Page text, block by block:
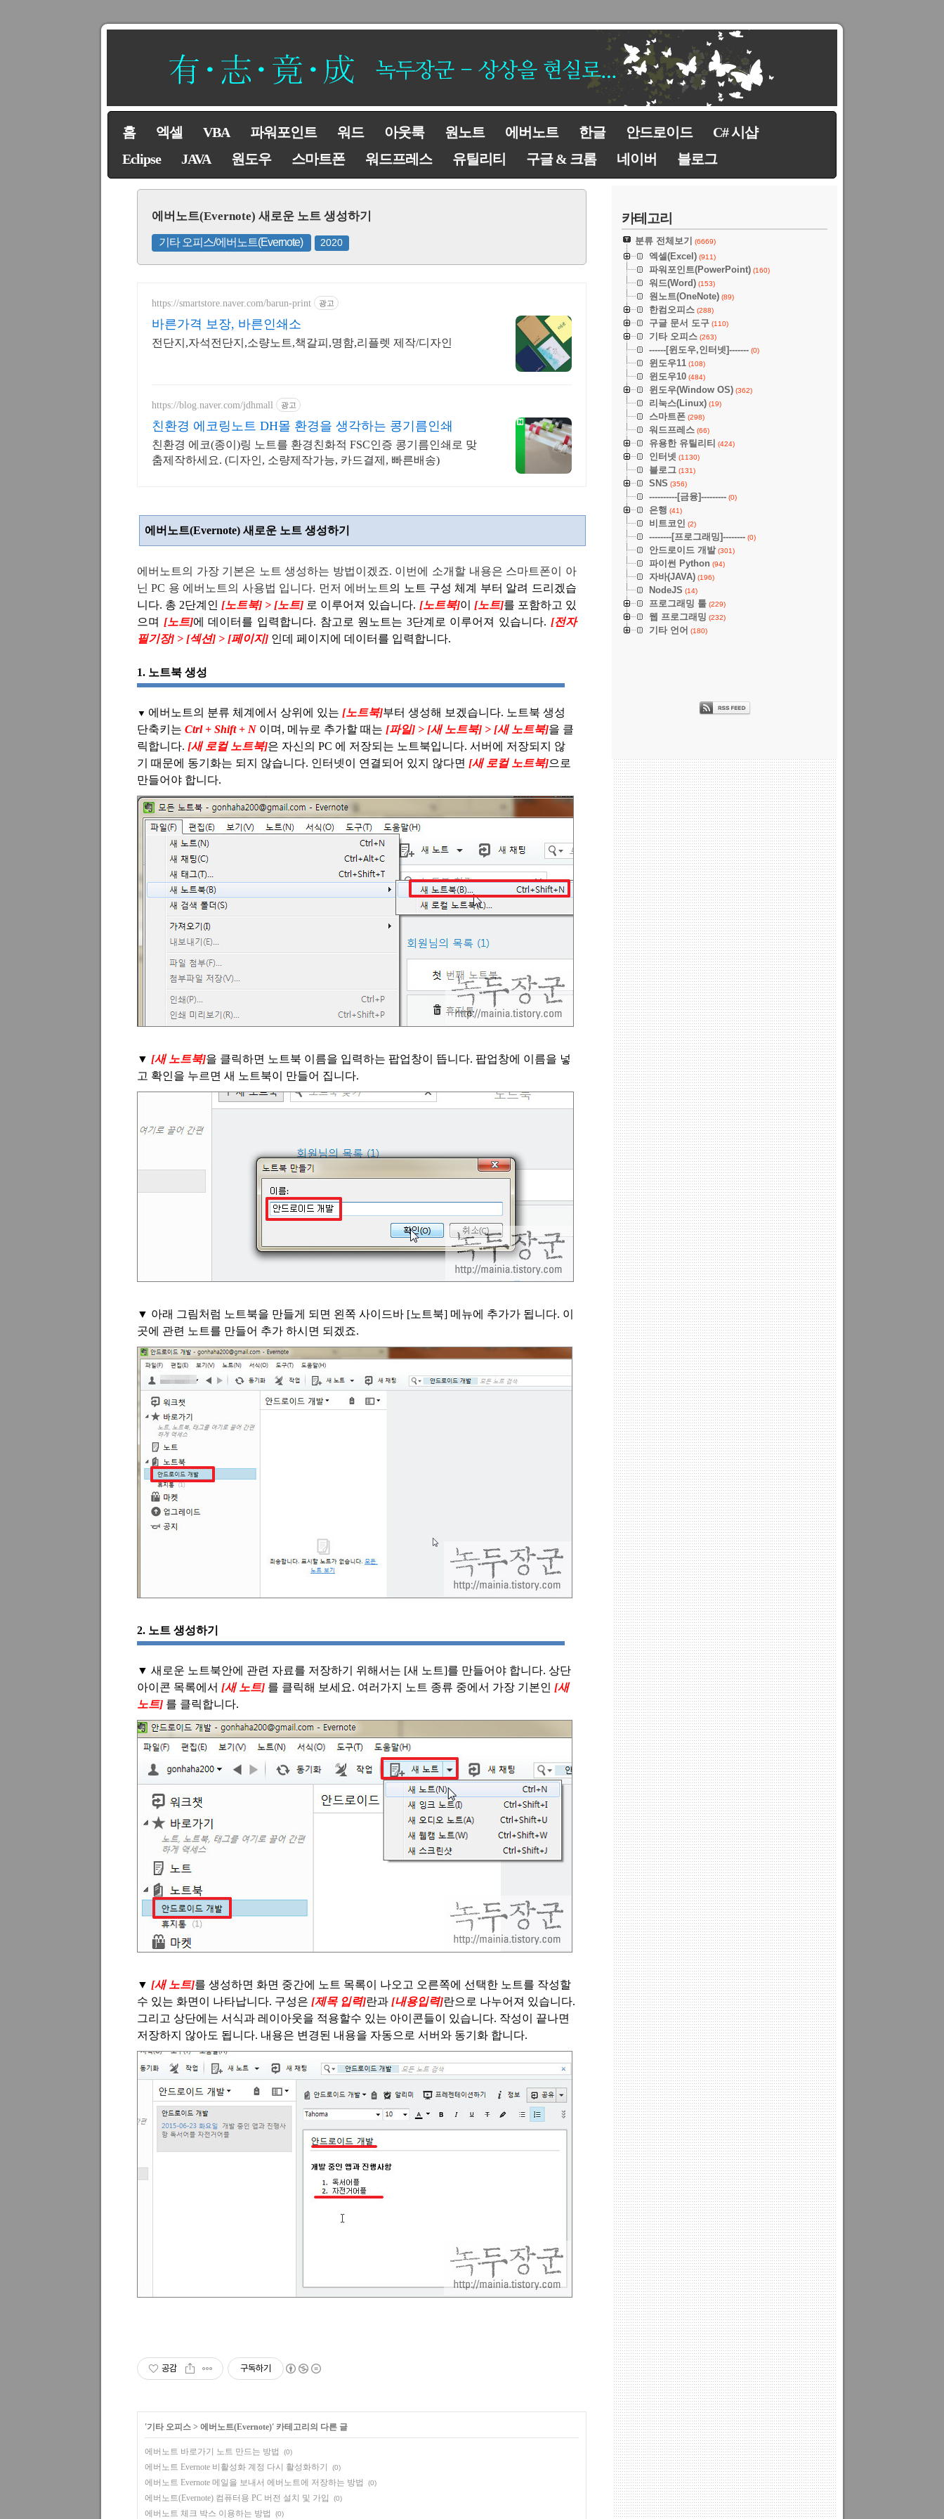
홈 엑셀 VBA 파워포인트 워드 아웃룩 원노트 에버노트 한글 안드로이드
C# 시샵
Eclipse
JAVA 원도우 스마트폰 워드프레스 유틸리티 구글 & 크롬 네이버 블로그
에버노트(Evernote) 새로운 노트 생성하기
기타 오피스/에버노트(Evernote) 2020
https://smartstore.naver.com/barun-print 광고
바른가격 보장, 바른인쇄소
전단지,자석전단지,소량노트,책갈피,명함,리플렛 제작/디자인
https://blog.naver.com/jdhmall 광고
친환경 에코링노트 DH몰 환경을 생각하는 콩기름인쇄
친환경 에코(종이)링 노트를 환경친화적 FSC인증 콩기름인쇄로 맞
춤제작하세요. (디자인, 소량제작가능, 카드결제, 빠른배송)
에버노트(Evernote) 새로운 노트 생성하기
에버노트의 가장 기본은 노트 생성하는 방법이겠죠. 이번에 소개할 내용은 스마트폰이 아
닌PC 용 에버노트의 사용법 입니다. 먼저 에버노트의 노트 구성 체계 부터 알려 드리겠습
니다. 총 2단계인 [노트북] > [노트] 로 이루어져 있습니다. [노트북]이 [노트]를 포함하고 있
으며 [노트]에 데이터를 입력합니다. 참고로 원노트는 3단계로 이루어져 있습니다. [전자
필기장] > [섹션] > [페이지] 인데 페이지에 데이터를 입력합니다.
1. 노트북 생성
▼ 에버노트의 분류 체계에서 상위에 있는 [노트북]부터 생성해 보겠습니다. 노트북 생성
단축키는 Ctrl + Shift + N 이며, 메뉴로 추가할 때는 [파일] > [새 노트북] > [새 노트북]을 클
릭합니다. [새 로컬 노트북]은 자신의 PC 에 저장되는 노트북입니다. 서버에 저장되지 않
기 때문에 동기화는 되지 않습니다. 인터넷이 연결되어 있지 않다면 [새 로컬 노트북]으로
만들어야 합니다.
▼ [새 노트북]을 클릭하면 노트북 이름을 입력하는 팝업창이 뜹니다. 팝업창에 이름을 넣
고 확인을 누르면 새 노트북이 만들어 집니다.
▼ 아래 그림처럼 노트북을 만들게 되면 왼쪽 사이드바 [노트북] 메뉴에 추가가 됩니다. 이
곳에 관련 노트를 만들어 추가 하시면 되겠죠.
2. 노트 생성하기
▼ 새로운 노트북안에 관련 자료를 저장하기 위해서는 [새 노트]를 만들어야 합니다. 상단
아이콘 목록에서 [새 노트] 를 클릭해 보세요. 여러가지 노트 종류 중에서 가장 기본인 [새
노트] 를 클릭합니다.
▼ [새 노트]를 생성하면 화면 중간에 노트 목록이 나오고 오른쪽에 선택한 노트를 작성할
수 있는 화면이 나타납니다. 구성은 [제목 입력]란과 [내용입력]란으로 나누어져 있습니다.
그리고 상단에는 서식과 레이아웃을 적용할수 있는 아이콘들이 있습니다. 작성이 끝나면
저장하지 않아도 됩니다. 내용은 변경된 내용을 자동으로 서버와 동기화 합니다.
공감 구독하기
'기타 오피스 > 에버노트(Evernote)' 카테고리의 다른 글
에버노트 바로가기 노트 만드는 방법 (0)
에버노트 Evernote 비활성화 계정 다시 활성화하기 (0)
에버노트 Evernote 메일을 보내서 에버노트에 저장하는 방법 (0)
에버노트(Evernote) 컴퓨터용 PC 버전 설치 및 가입 (0)
에버노트 체크 박스 이용하는 방법 (0)
카테고리
분류 전체보기 (6669)
엑셀(Excel) (911)
파워포인트(PowerPoint) (160)
워드(Word) (153)
원노트(OneNote) (89)
한컴오피스 (288)
구글 문서 도구 (110)
기타 오피스 (263)
------[윈도우,인터넷]------- (0)
윈도우11 (108)
윈도우10 (484)
윈도우(Window OS) (362)
리눅스(Linux) (19)
스마트폰 (298)
워드프레스 (66)
유용한 유틸리티 (424)
인터넷 (1130)
블로그 (131)
SNS (356)
----------[금융]--------- (0)
은행 (41)
비트코인 (2)
--------[프로그래밍]-------- (0)
안드로이드 개발(301)
파이썬 Python (94)
자바(JAVA) (196)
NodeJS (14)
프로그래밍 툴 (229)
웹 프로그래밍 (232)
기타 언어 (180)